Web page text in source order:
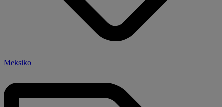
Meksiko